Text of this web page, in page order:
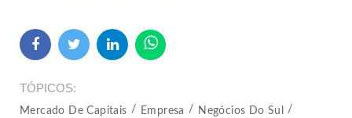
TÓPICOS
Mercado De Capitais Empresa
Negócios Do Sul